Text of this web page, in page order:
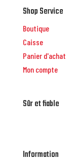
Shop Service
Boutique
Caisse
Panier d'achat
Mon compte
Sûr et fiable
Information